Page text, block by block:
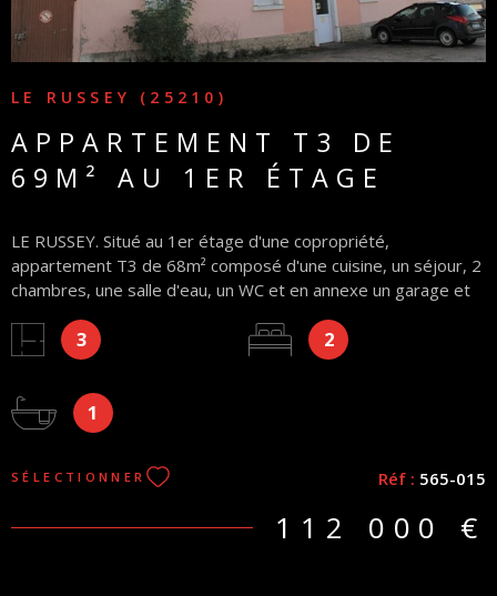
LE RUSSEY (25210)
APPARTEMENT T3 DE
69M² AU 1ER ÉTAGE
LE RUSSEY. Situé au 1er étage d'une copropriété,
appartement T3 de 68m² composé d'une cuisine, un séjour, 2
chambres, une salle d'eau, un WC et en annexe un garage et
environ 170€/mois (chauffage, eau, électricité des communs,
assurance bâtiment, syndic...) Appartement actuellement loué
3 2
1
SÉLECTIONNER Réf : 565-015
112 000 €